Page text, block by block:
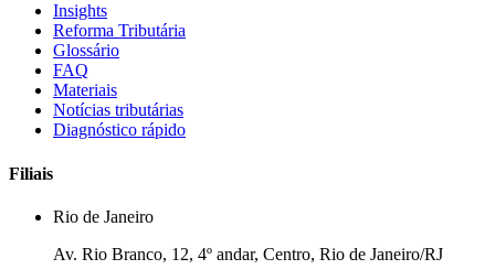
Insights
Reforma Tributária
Glossário
FAQ
Materiais
Notícias tributárias
Diagnóstico rápido
Filiais
Rio de Janeiro
Av. Rio Branco, 12, 4º andar, Centro, Rio de Janeiro/RJ